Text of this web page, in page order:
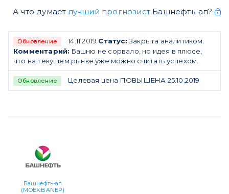
А что думает лучший прогнозистБашнефть-ап?
Обновление 14.11.2019 Статус: Закрыта аналитиком.
Комментарий: Башню не сорвало, но идея в плюсе,
что на текущем рынке уже можно считать успехом.
Обновление Целевая цена ПОВЫШЕНА 25.10.2019
Башнефть-ап
(MOEX:BANEP)